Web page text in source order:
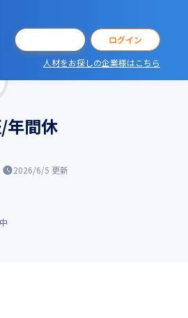
ログイン
人材をお探しの企業様はこちら
年間休
2026/6/5 更新